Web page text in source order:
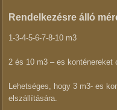
Rendelkezésre álló
1-3-4-5-6-7-8-10 m3
2 és 10 m3 – es
Lehetséges, hogy 3 m3- es
elszállítására.